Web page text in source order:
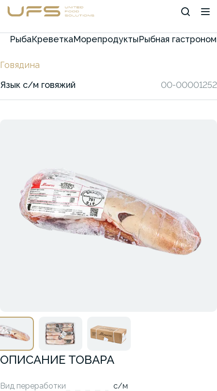
РыбаКреветкаМорепродуктыРыбная
Говядина
Язык с/м говяжий
00-00001252
ОПИСАНИЕ ТОВАРА
Вид переработки
с/м